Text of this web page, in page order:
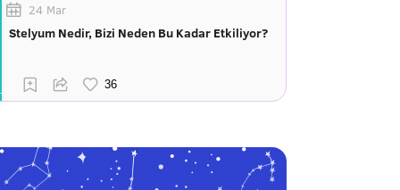
24 Mar
Stelyum Nedir, Bizi Neden Bu Kadar Etkiliyor?